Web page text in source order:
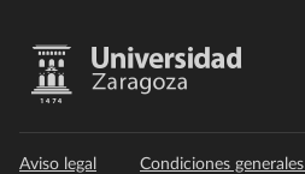
Aviso legal Condiciones